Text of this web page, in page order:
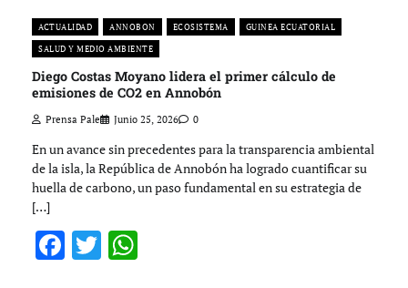
ACTUALIDAD ANNOBON ECOSISTEMA
GUINEA ECUATORIAL
SALUD Y MEDIO AMBIENTE
Diego Costas Moyano lidera el primer cálculo de
emisiones de CO2 en Annobón
Prensa Pale Junio 25, 2026 0
En un avance sin precedentes para la transparencia ambiental
de la isla, la República de Annobón ha logrado cuantificar su
huella de carbono, un paso fundamental en su estrategia de
[…]
Facebook
Twitter